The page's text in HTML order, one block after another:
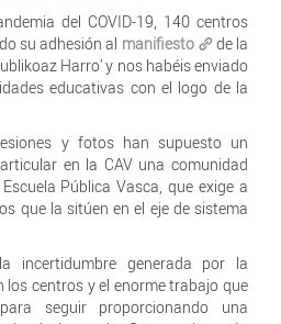
del COVID-19, 140 centros
su adhesión al manifiesto
de la
Harro’ y nos habéis enviado
educativas con el logo de la
y fotos han supuesto un
en la CAV una comunidad
Pública Vasca, que exige a
que la sitúen en el eje de sistema
incertidumbre generada por la
los centros y el enorme trabajo que
seguir proporcionando una